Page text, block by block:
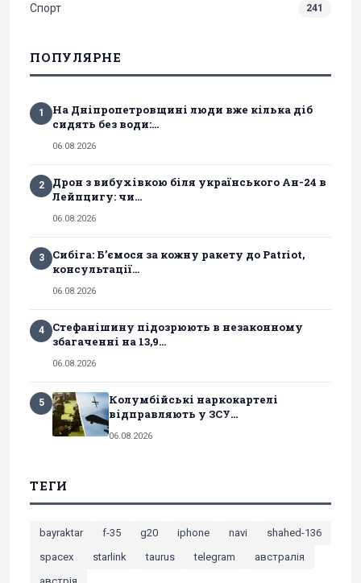
Спорт 241
ПОПУЛЯРНЕ
1
На Дніпропетровщині люди вже кілька діб
сидять без води:...
06.08.2026
2
Дрон з вибухівкою біля українського Ан-24 в
Лейпцигу: чи...
06.08.2026
3
Сибіга: Б’ємося за кожну ракету до Patriot,
консультації...
06.08.2026
4
Стефанішину підозрюють в незаконному
збагаченні на 13,9...
06.08.2026
5
Колумбійські наркокартелі
відправляють у ЗСУ...
06.08.2026
ТЕГИ
bayraktar f-35 g20 iphone navi
shahed-136
spacex
starlink taurus telegram
австралія